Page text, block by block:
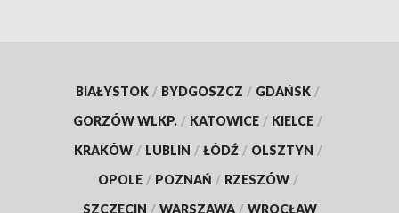
BIAŁYSTOK / BYDGOSZCZ / GDAŃSK /
GORZÓW WLKP. / KATOWICE / KIELCE /
KRAKÓW / LUBLIN / ŁÓDŹ / OLSZTYN /
OPOLE / POZNAŃ / RZESZÓW /
SZCZECIN / WARSZAWA / WROCŁAW